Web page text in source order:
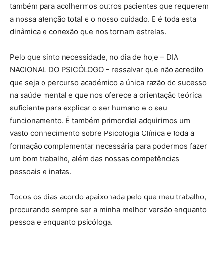
também para acolhermos outros pacientes que requerem
a nossa atenção total e o nosso cuidado. E é toda esta
dinâmica e conexão que nos tornam estrelas.
Pelo que sinto necessidade, no dia de hoje – DIA
NACIONAL DO PSICÓLOGO – ressalvar que não acredito
que seja o percurso académico a única razão do sucesso
na saúde mental e que nos oferece a orientação teórica
suficiente para explicar o ser humano e o seu
funcionamento. É também primordial adquirimos um
vasto conhecimento sobre Psicologia Clínica e toda a
formação complementar necessária para podermos fazer
um bom trabalho, além das nossas competências
pessoais e inatas.
Todos os dias acordo apaixonada pelo que meu trabalho,
procurando sempre ser a minha melhor versão enquanto
pessoa e enquanto psicóloga.